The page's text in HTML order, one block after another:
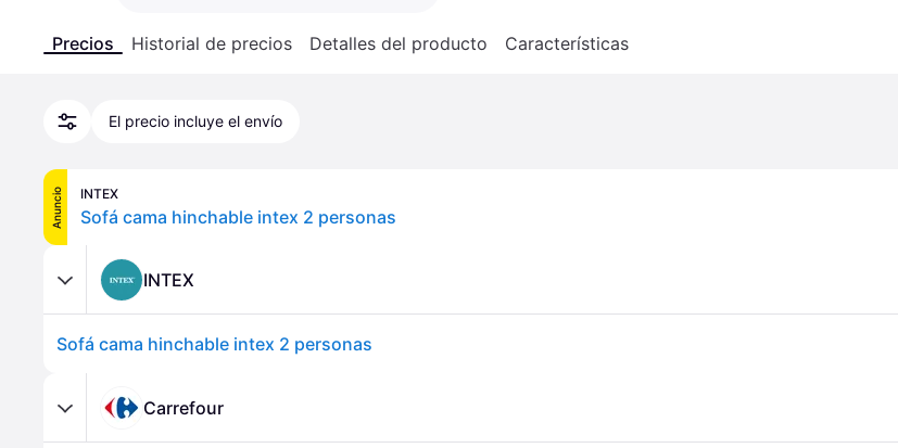
Precios Historial de precios Detalles del producto Características
El precio incluye el envío
Anuncio INTEX
Sofá cama hinchable intex 2 personas
INTEX
Sofá cama hinchable intex 2 personas
Carrefour